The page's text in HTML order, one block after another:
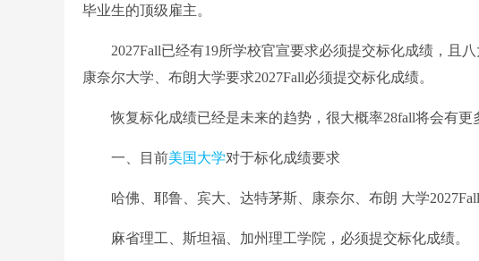
毕业生的顶级雇主。
2027Fall已经有19所学校官宣要求必须提交标化成绩，且八
康奈尔大学、布朗大学要求2027Fall必须提交标化成绩。
恢复标化成绩已经是未来的趋势，很大概率28fall将会有更
一、目前美国大学对于标化成绩要求
哈佛、耶鲁、宾大、达特茅斯、康奈尔、布朗 大学2027Fall
麻省理工、斯坦福、加州理工学院，必须提交标化成绩。